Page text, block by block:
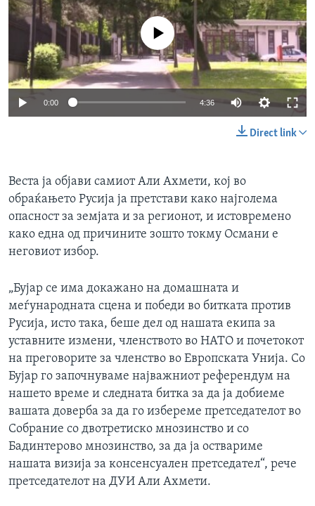
No media source currently available
0:00 4:36
Direct link
Веста ја објави самиот Али Ахмети, кој во
обраќањето Русија ја претстави како најголема
опасност за земјата и за регионот, и истовремено
како една од причините зошто токму Османи е
неговиот избор.
„Бујар се има докажано на домашната и
меѓународната сцена и победи во битката против
Русија, исто така, беше дел од нашата екипа за
уставните измени, членството во НАТО и почетокот
на преговорите за членство во Европската Унија. Со
Бујар го започнуваме најважниот референдум на
нашето време и следната битка за да ја добиеме
вашата доверба за да го избереме претседателот во
Собрание со двотретиско мнозинство и со
Бадинтерово мнозинство, за да ја оствариме
нашата визија за консенсуален претседател“, рече
претседателот на ДУИ Али Ахмети.